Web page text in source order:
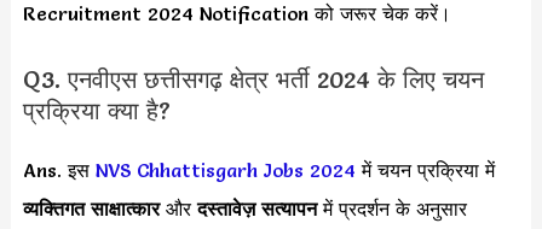
Recruitment 2024 Notification को जरूर चेक करें।
Q3. एनवीएस छत्तीसगढ़ क्षेत्र भर्ती 2024 के लिए चयन
प्रक्रिया क्या है?
Ans. इस NVS Chhattisgarh Jobs 2024 में चयन प्रक्रिया में
व्यक्तिगत साक्षात्कार औरदस्तावेज़ सत्यापन में प्रदर्शन के अनुसार